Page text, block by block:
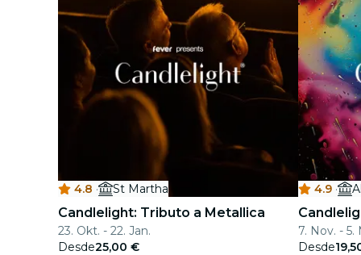
4.8 · St Martha
Candlelight: Tributo a Metallica
23. Okt. - 22. Jan.
Desde25,00 €
4.9 ·
7. Nov. - 5.
Desde